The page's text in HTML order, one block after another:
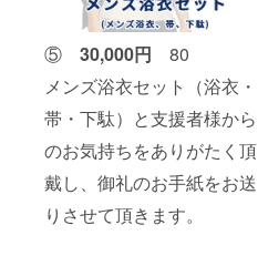
⑤ 30,000円 80
メンズ浴衣セット（浴衣・
帯・下駄）と支援者様から
のお気持ちをありがたく頂
戴し、御礼のお手紙をお送
りさせて頂きます。